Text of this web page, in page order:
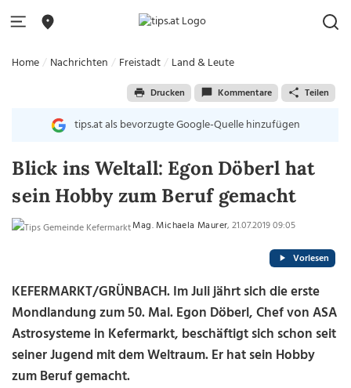
Home Nachrichten Freistadt Land & Leute
Drucken Kommentare Teilen
tips.at als bevorzugte Google-Quelle hinzufügen
Blick ins Weltall: Egon Döberl hat
sein Hobby zum Beruf gemacht
Mag. Michaela Maurer, 21.07.2019 09:05
Vorlesen
KEFERMARKT/GRÜNBACH. Im Juli jährt sich die erste
Mondlandung zum 50. Mal. Egon Döberl, Chef von ASA
Astrosysteme in Kefermarkt, beschäftigt sich schon seit
seiner Jugend mit dem Weltraum. Er hat sein Hobby
zum Beruf gemacht.